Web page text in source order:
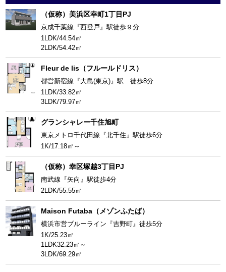
（仮称）美浜区幸町1丁目PJ
京成千葉線『西登戸』駅徒歩９分
1LDK/44.54㎡
2LDK/54.42㎡
Fleur de lis（フルールドリス）
都営新宿線『大島(東京)』駅 徒歩8分
1LDK/33.82㎡
3LDK/79.97㎡
グランシャレー千住旭町
東京メトロ千代田線『北千住』駅徒歩6分
1K/17.18㎡～
（仮称）幸区塚越3丁目PJ
南武線『矢向』駅徒歩4分
2LDK/55.55㎡
Maison Futaba（メゾンふたば）
横浜市営ブルーライン『吉野町』徒歩5分
1K/25.23㎡
1LDK32.23㎡～
3LDK/69.29㎡